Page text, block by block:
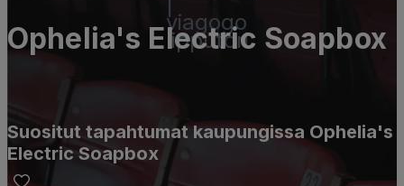
viagogo
lipputori
Ophelia's Electric Soapbox
Suositut tapahtumat kaupungissa Ophelia's
Electric Soapbox